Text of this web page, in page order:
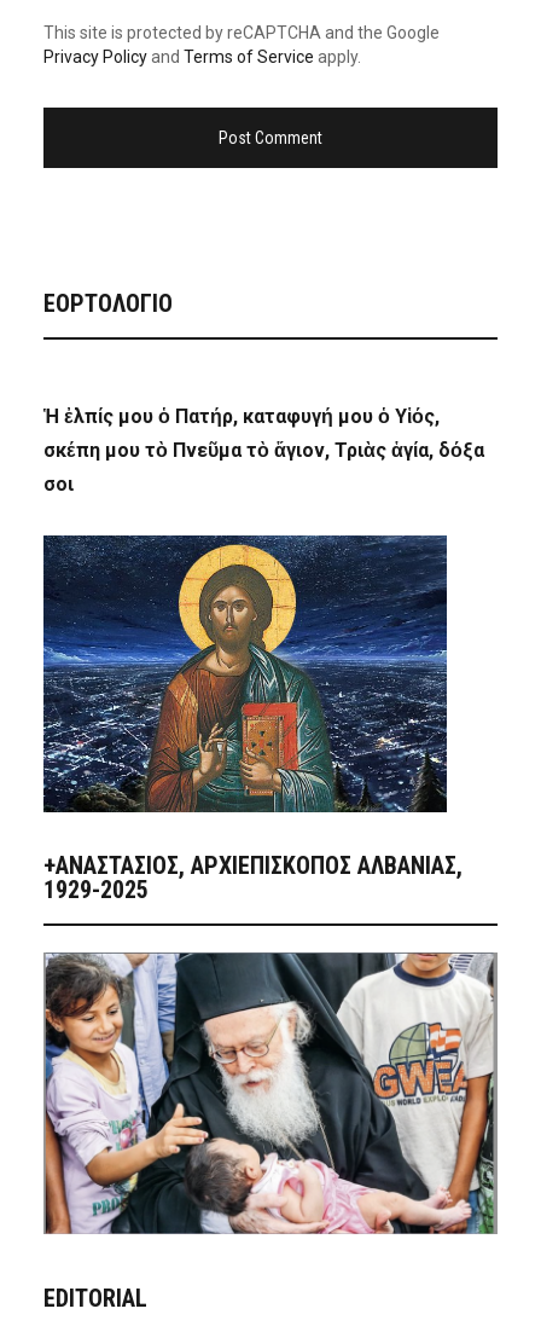
This site is protected by reCAPTCHA and the Google
Privacy Policyand Terms of Service apply.
ΕΟΡΤΟΛΟΓΙΟ
Ἡ ἐλπίς μου ὁ Πατήρ, καταφυγή μου ὁ Υἱός,
σκέπη μου τὸ Πνεῦμα τὸ ἅγιον, Τριὰς ἁγία, δόξα
σοι
+ΑΝΑΣΤΆΣΙΟΣ, ΑΡΧΙΕΠΊΣΚΟΠΟΣ ΑΛΒΑΝΊΑΣ,
1929-2025
EDITORIAL